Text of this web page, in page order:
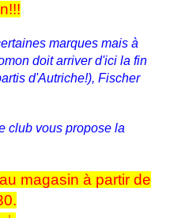
marques mais à
doit arriver d'ici la fin
d'Autriche!), Fischer
club vous propose la
magasin à partir de